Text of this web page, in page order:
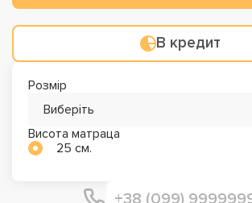
В кредит
Розмір
Виберіть
Висота матраца
25 см.